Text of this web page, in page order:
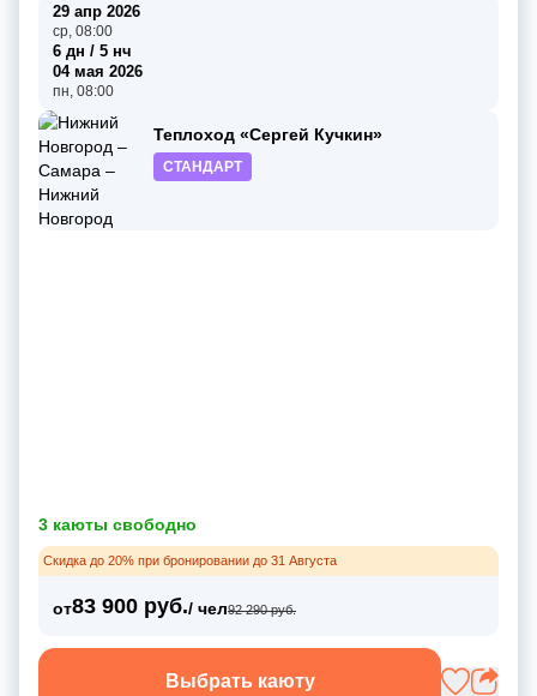
29 апр 2026
ср, 08:00
6 дн / 5 нч
04 мая 2026
пн, 08:00
Теплоход «Сергей Кучкин»
СТАНДАРТ
3 каюты свободно
Скидка до 20% при бронировании до 31 Августа
от83 900 руб./ чел92 290 руб.
Выбрать каюту